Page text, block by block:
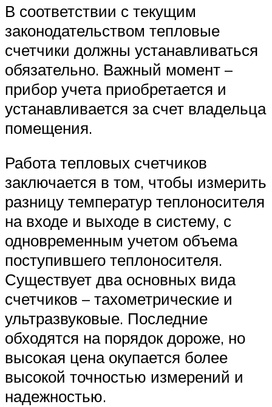
В соответствии с текущим
законодательством тепловые
счетчики должны устанавливаться
обязательно. Важный момент –
прибор учета приобретается и
устанавливается за счет владельца
помещения.
Работа тепловых счетчиков
заключается в том, чтобы измерить
разницу температур теплоносителя
на входе и выходе в систему, с
одновременным учетом объема
поступившего теплоносителя.
Существует два основных вида
счетчиков – тахометрические и
ультразвуковые. Последние
обходятся на порядок дороже, но
высокая цена окупается более
высокой точностью измерений и
надежностью.